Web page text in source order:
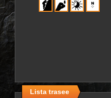
Lista trasee